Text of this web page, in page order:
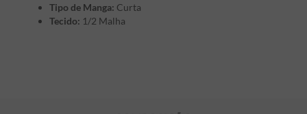
Tipo de Manga: Curta
Tecido: 1/2 Malha